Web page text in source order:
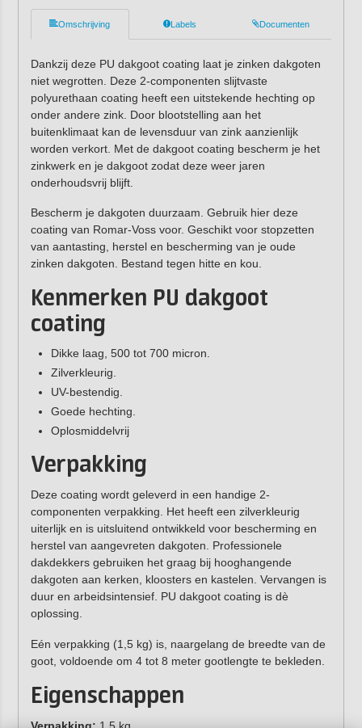
Omschrijving Labels Documenten
Dankzij deze PU dakgoot coating laat je zinken dakgoten
niet wegrotten. Deze 2-componenten slijtvaste
polyurethaan coating heeft een uitstekende hechting op
onder andere zink. Door blootstelling aan het
buitenklimaat kan de levensduur van zink aanzienlijk
worden verkort. Met de dakgoot coating bescherm je het
zinkwerk en je dakgoot zodat deze weer jaren
onderhoudsvrij blijft.
Bescherm je dakgoten duurzaam. Gebruik hier deze
coating van Romar-Voss voor. Geschikt voor stopzetten
van aantasting, herstel en bescherming van je oude
zinken dakgoten. Bestand tegen hitte en kou.
Kenmerken PU dakgoot
coating
Dikke laag, 500 tot 700 micron.
Zilverkleurig.
UV-bestendig.
Goede hechting.
Oplosmiddelvrij
Verpakking
Deze coating wordt geleverd in een handige 2-
componenten verpakking. Het heeft een zilverkleurig
uiterlijk en is uitsluitend ontwikkeld voor bescherming en
herstel van aangevreten dakgoten. Professionele
dakdekkers gebruiken het graag bij hooghangende
dakgoten aan kerken, kloosters en kastelen. Vervangen is
duur en arbeidsintensief. PU dakgoot coating is dè
oplossing.
Eén verpakking (1,5 kg) is, naargelang de breedte van de
goot, voldoende om 4 tot 8 meter gootlengte te bekleden.
Eigenschappen
Verpakking: 1,5 kg